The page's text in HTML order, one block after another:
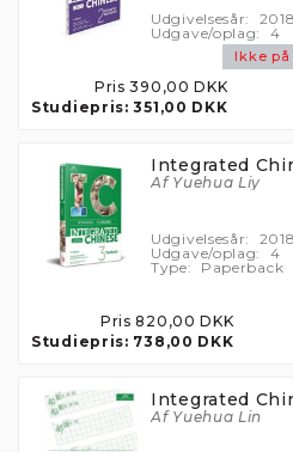
Denne
bruger
Ikke på
Udgivelsesår:
2018
Udgave/oplag:
4
Pris 390,00 DKK
Studiepris: 351,00 DKK
Integrated
Af Yuehua Liy
Udgivelsesår:
2018
Udgave/oplag:
4
Type:
Paperback
Pris 820,00 DKK
Studiepris: 738,00 DKK
Integrated
Af Yuehua Lin